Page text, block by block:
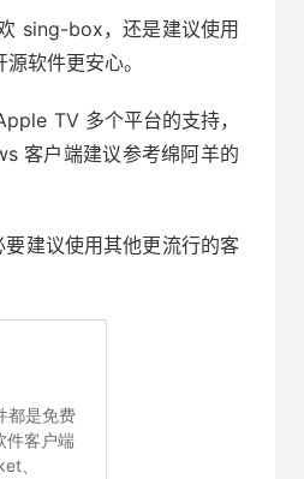
sing-box，还是建议使用
软件更安心。
TV 多个平台的支持，
客户端建议参考绵阿羊的
建议使用其他更流行的客